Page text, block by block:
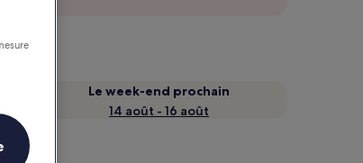
Le week-end prochain
14 août - 16 août